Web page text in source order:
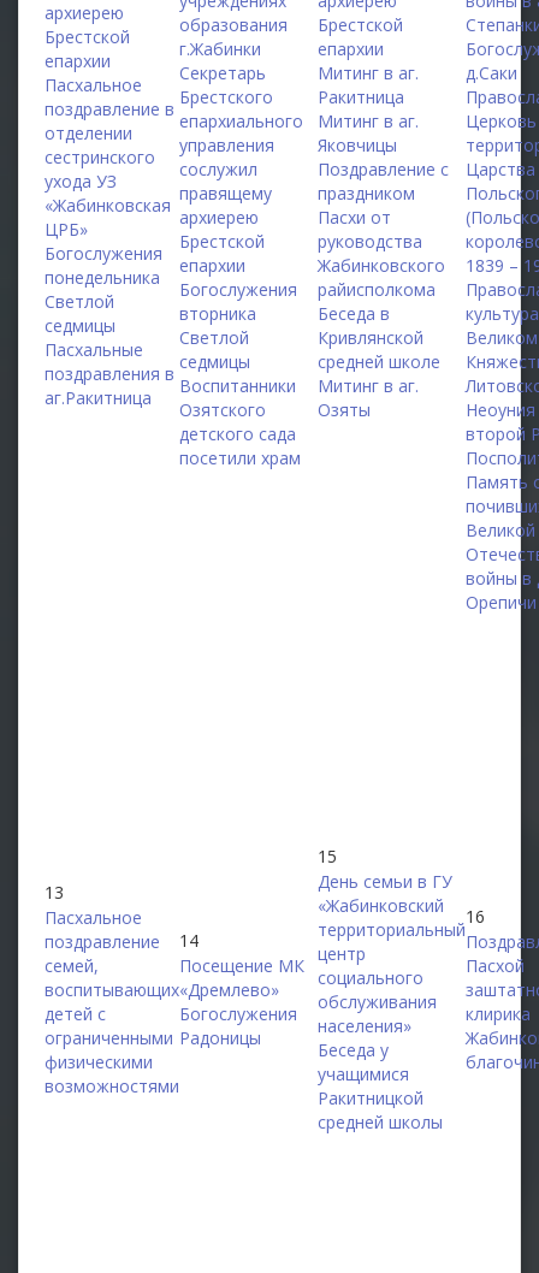
архиерею
Брестской
епархии
Пасхальное
поздравление в
отделении
сестринского
ухода УЗ
«Жабинковская
ЦРБ»
Богослужения
понедельника
Светлой
седмицы
Пасхальные
поздравления в
аг.Ракитница
образования
г.Жабинки
Секретарь
Брестского
епархиального
управления
сослужил
правящему
архиерею
Брестской
епархии
Богослужения
вторника
Светлой
седмицы
Воспитанники
Озятского
детского сада
посетили храм
Брестской
епархии
Митинг в аг.
Ракитница
Митинг в аг.
Яковчицы
Поздравление с
праздником
Пасхи от
руководства
Жабинковского
райисполкома
Беседа в
Кривлянской
средней школе
Митинг в аг.
Озяты
д.Саки
Царства
1839 –
Великом
второй
Память
Великой
войны в
Орепичи
13
Пасхальное
поздравление
семей,
воспитывающих
детей с
ограниченными
физическими
возможностями
14
Посещение МК
«Дремлево»
Богослужения
Радоницы
15
День семьи в ГУ
«Жабинковский
территориальный
центр
социального
обслуживания
населения»
Беседа у
учащимися
Ракитницкой
средней школы
16
Пасхой
клирика